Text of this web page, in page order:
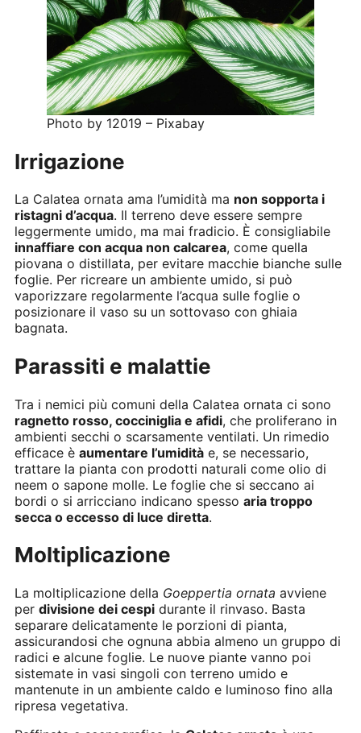
Photo by 12019 – Pixabay
Irrigazione
La Calatea ornata ama l’umidità ma non sopporta i
ristagni d’acqua. Il terreno deve essere sempre
leggermente umido, ma mai fradicio. È consigliabile
innaffiare con acqua non calcarea, come quella
piovana o distillata, per evitare macchie bianche sulle
foglie. Per ricreare un ambiente umido, si può
vaporizzare regolarmente l’acqua sulle foglie o
posizionare il vaso su un sottovaso con ghiaia
bagnata.
Parassiti e malattie
Tra i nemici più comuni della Calatea ornata ci sono
ragnetto rosso, cocciniglia e afidi, che proliferano in
ambienti secchi o scarsamente ventilati. Un rimedio
efficace è aumentare l’umidità e, se necessario,
trattare la pianta con prodotti naturali come olio di
neem o sapone molle. Le foglie che si seccano ai
bordi o si arricciano indicano spesso aria troppo
secca o eccesso di luce diretta.
Moltiplicazione
La moltiplicazione della Goeppertia ornata avviene
per divisione dei cespi durante il rinvaso. Basta
separare delicatamente le porzioni di pianta,
assicurandosi che ognuna abbia almeno un gruppo di
radici e alcune foglie. Le nuove piante vanno poi
sistemate in vasi singoli con terreno umido e
mantenute in un ambiente caldo e luminoso fino alla
ripresa vegetativa.